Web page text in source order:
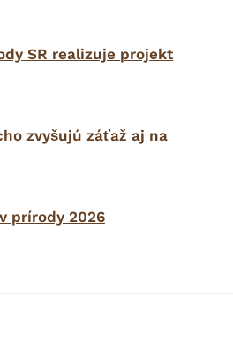
SR realizuje projekt
zvyšujú záťaž aj na
prírody 2026